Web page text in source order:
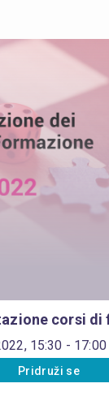
corsi
15:30 - 17:00
Pridruži se